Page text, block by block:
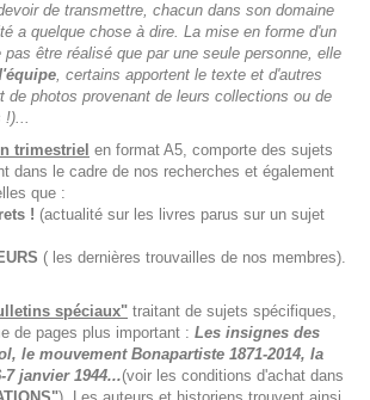
de transmettre, chacun dans son domaine
a quelque chose à dire. La mise en forme d'un
être réalisé que par une seule personne, elle
, certains apportent le texte et d'autres
de photos provenant de leurs collections ou de
!)...
trimestriel en format A5, comporte des sujets
dans le cadre de nos recherches et également
que :
! (actualité sur les livres parus sur un sujet
( les dernières trouvailles de nos membres).
spéciaux" traitant de sujets spécifiques,
de pages plus important : Les insignes des
le mouvement Bonapartiste 1871-2014, la
7 janvier 1944...(voir les conditions d'achat dans